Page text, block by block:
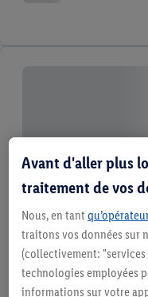
Avant d'aller plus
traitement de vos
Nous, en tant
traitons vos données sur
(collectivement:
technologies employées
informations sur votre